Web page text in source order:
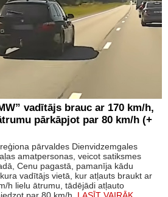
vadītājs brauc ar 170 km/h,
pārkāpjot par 80 km/h (+
pārvaldes Dienvidzemgales
amatpersonas, veicot satiksmes
Cenu pagastā, pamanīja kādu
vadītājs vietā, kur atļauts braukt ar
h lielu ātrumu, tādējādi atļauto